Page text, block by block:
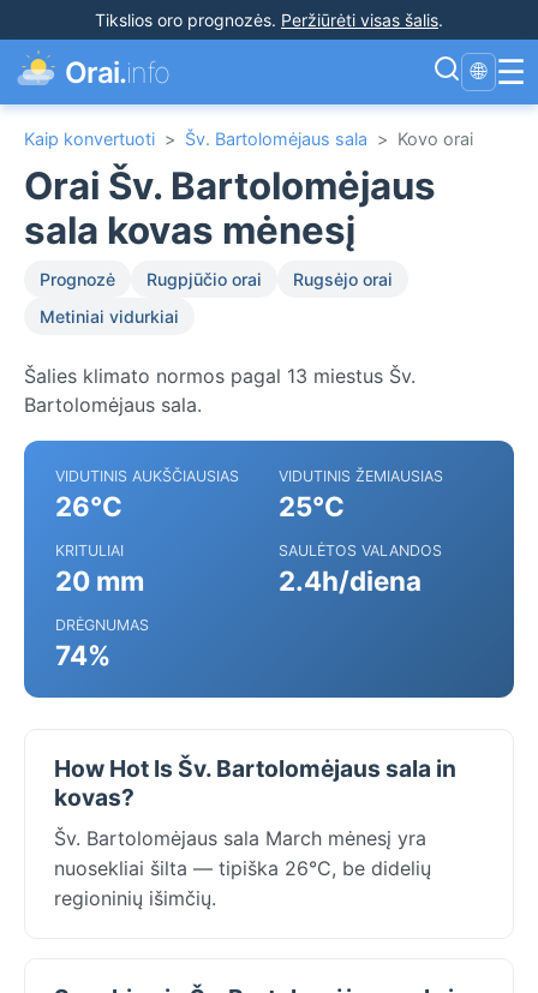
Tikslios oro prognozės. Peržiūrėti visas šalis.
Orai.info 🌐 ☰
Kaip konvertuoti > Šv. Bartolomėjaus sala > Kovo orai
Orai Šv. Bartolomėjaus
sala kovas mėnesį
Prognozė Rugpjūčio orai
Rugsėjo orai
Metiniai vidurkiai
Šalies klimato normos pagal 13 miestus Šv.
Bartolomėjaus sala.
VIDUTINIS AUKŠČIAUSIAS
26°C
VIDUTINIS ŽEMIAUSIAS
25°C
KRITULIAI
20 mm
SAULĖTOS VALANDOS
2.4h/diena
DRĖGNUMAS
74%
How Hot Is Šv. Bartolomėjaus sala in
kovas?
Šv. Bartolomėjaus sala March mėnesį yra
nuosekliai šilta — tipiška 26°C, be didelių
regioninių išimčių.